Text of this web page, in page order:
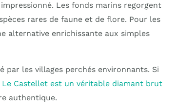
Les fonds marins regorgent
rares de faune et de flore. Pour les
alternative enrichissante aux simples
par les villages perchés environnants. Si
Le Castellet est un véritable diamant brut
authentique.